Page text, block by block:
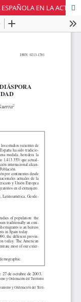
LA EMIGRACIÓN OLVIDADA: LA DIÁSPORA ESPAÑOLA EN LA ACTUALIDAD